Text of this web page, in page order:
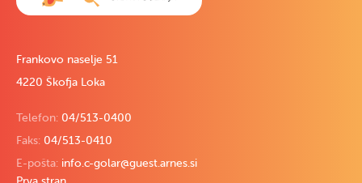
Frankovo naselje 51
4220 Škofja Loka
Telefon: 04/513-0400
Faks: 04/513-0410
E-pošta: info.c-golar@guest.arnes.si